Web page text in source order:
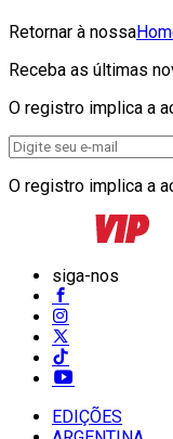
Retornar à nossa
Receba as últimas
O registro implica a
O registro implica a
siga-nos
EDIÇÕES